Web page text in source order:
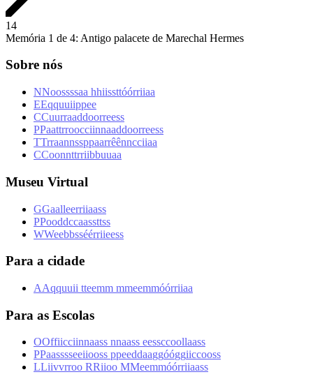
14
Memória 1 de 4: Antigo palacete de Marechal Hermes
Sobre nós
NNoossssaa hhiissttóórriiaa
EEqquuiippee
CCuurraaddoorreess
PPaattrroocciinnaaddoorreess
TTrraannssppaarrêênncciiaa
CCoonnttrriibbuuaa
Museu Virtual
GGaalleerriiaass
PPooddccaassttss
WWeebbsséérriieess
Para a cidade
AAqquuii tteemm mmeemmóórriiaa
Para as Escolas
OOffiicciinnaass nnaass eessccoollaass
PPaasssseeiiooss ppeeddaaggóóggiiccooss
LLiivvrroo RRiioo MMeemmóórriiaass